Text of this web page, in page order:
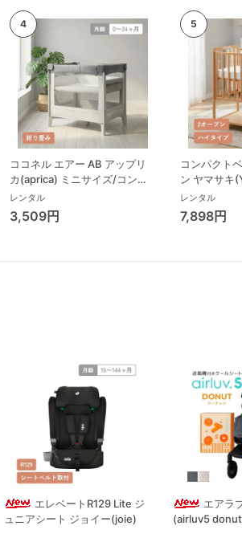
ココネル エアー AB アップリ
カ(aprica) ミニサイズ/コンパ
クトベビーベッド
レンタル
3,509円
コンパクト
ン ヤマサキ
イズ/コンパ
レンタル
7,898円
エレベートR129 Lite ジ
ュニアシート ジョイー(joie)
エアラ
(airluv5